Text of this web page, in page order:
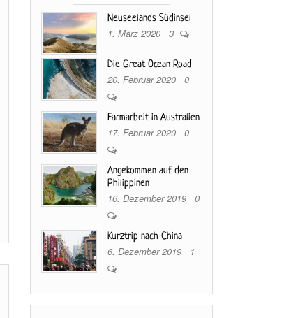
Neuseelands Südinsel
1. März 2020 3
Die Great Ocean Road
20. Februar 2020 0
Farmarbeit in Australien
17. Februar 2020 0
Angekommen auf den
Philippinen
16. Dezember 2019 0
Kurztrip nach China
6. Dezember 2019 1